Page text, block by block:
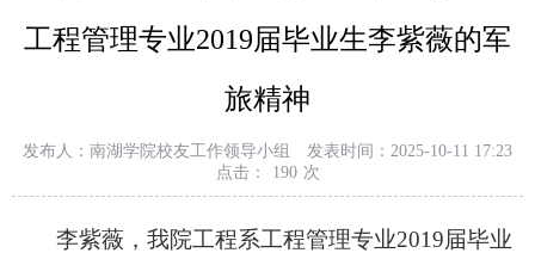
工程管理专业2019届毕业生李紫薇的军
旅精神
发布人：南湖学院校友工作领导小组
发表时间：2025-10-11 17:23
点击：
190 次
李紫薇，我院工程系工程管理专业2019届毕业